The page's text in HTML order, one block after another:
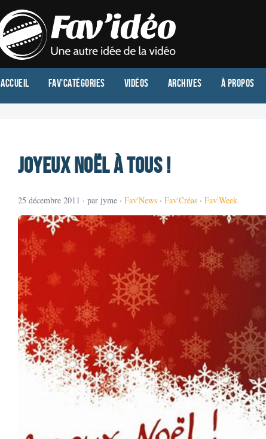
Accueil Fav'Catégories Vidéos Archives À propos
Joyeux Noël à tous !
25 décembre 2011 · par jyme · Fav'News · Fav'Créas · Fav'Week